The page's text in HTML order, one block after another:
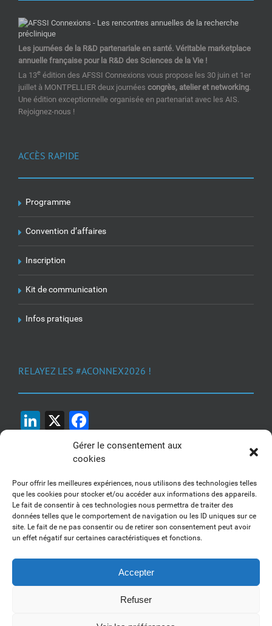
Gérer le consentement aux
cookies
Pour offrir les meilleures expériences, nous utilisons des technologies telles
que les cookies pour stocker et/ou accéder aux informations des appareils.
Le fait de consentir à ces technologies nous permettra de traiter des
données telles que le comportement de navigation ou les ID uniques sur ce
site. Le fait de ne pas consentir ou de retirer son consentement peut avoir
un effet négatif sur certaines caractéristiques et fonctions.
Accepter
Refuser
Les journées de la R&D partenariale en santé. Véritable marketplace
annuelle française pour la R&D des Sciences de la Vie !
La 13e édition des AFSSI Connexions vous propose les 30 juin et 1er
juillet à MONTPELLIER deux journées congrès, atelier et networking.
Une édition exceptionnelle organisée en partenariat avec les AIS.
Rejoignez-nous !
ACCÈS RAPIDE
Programme
Convention d’affaires
Inscription
Kit de communication
Infos pratiques
RELAYEZ LES #ACONNEX2026 !
LinkedIn
X
1, 2, 3... Buzzez !
Découvrez nos kits communication